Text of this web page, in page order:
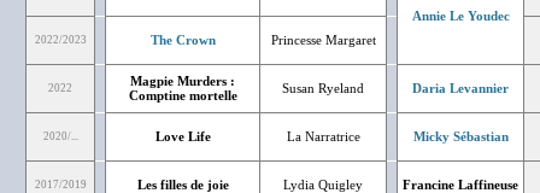
Annie Le Youdec
2022/2023 The Crown Princesse Margaret
2022
Magpie Murders :
Comptine mortelle
Susan Ryeland Daria Levannier
2020/... Love Life La Narratrice Micky Sébastian
2017/2019 Les filles de joie Lydia Quigley Francine Laffineuse